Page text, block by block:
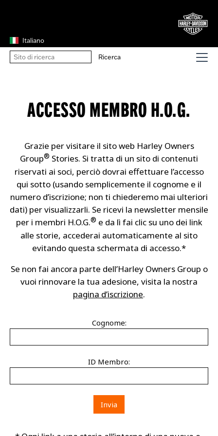
Italiano
ACCESSO MEMBRO H.O.G.
Grazie per visitare il sito web Harley Owners
Group® Stories. Si tratta di un sito di contenuti
riservati ai soci, perciò dovrai effettuare l’accesso
qui sotto (usando semplicemente il cognome e il
numero d’iscrizione; non ti chiederemo mai ulteriori
dati) per visualizzarli. Se ricevi la newsletter mensile
per i membri H.O.G.® e da lì fai clic su uno dei link
alle storie, accederai automaticamente al sito
evitando questa schermata di accesso.*
Se non fai ancora parte dell’Harley Owners Group o
vuoi rinnovare la tua adesione, visita la nostra
pagina d’iscrizione.
Cognome:
ID Membro: